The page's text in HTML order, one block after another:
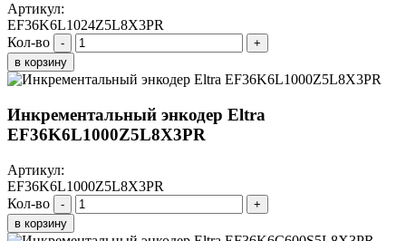
Артикул:
EF36K6L1024Z5L8X3PR
Кол-во
-
+
в корзину
Инкрементальный энкодер Eltra
EF36K6L1000Z5L8X3PR
Артикул:
EF36K6L1000Z5L8X3PR
Кол-во
-
+
в корзину